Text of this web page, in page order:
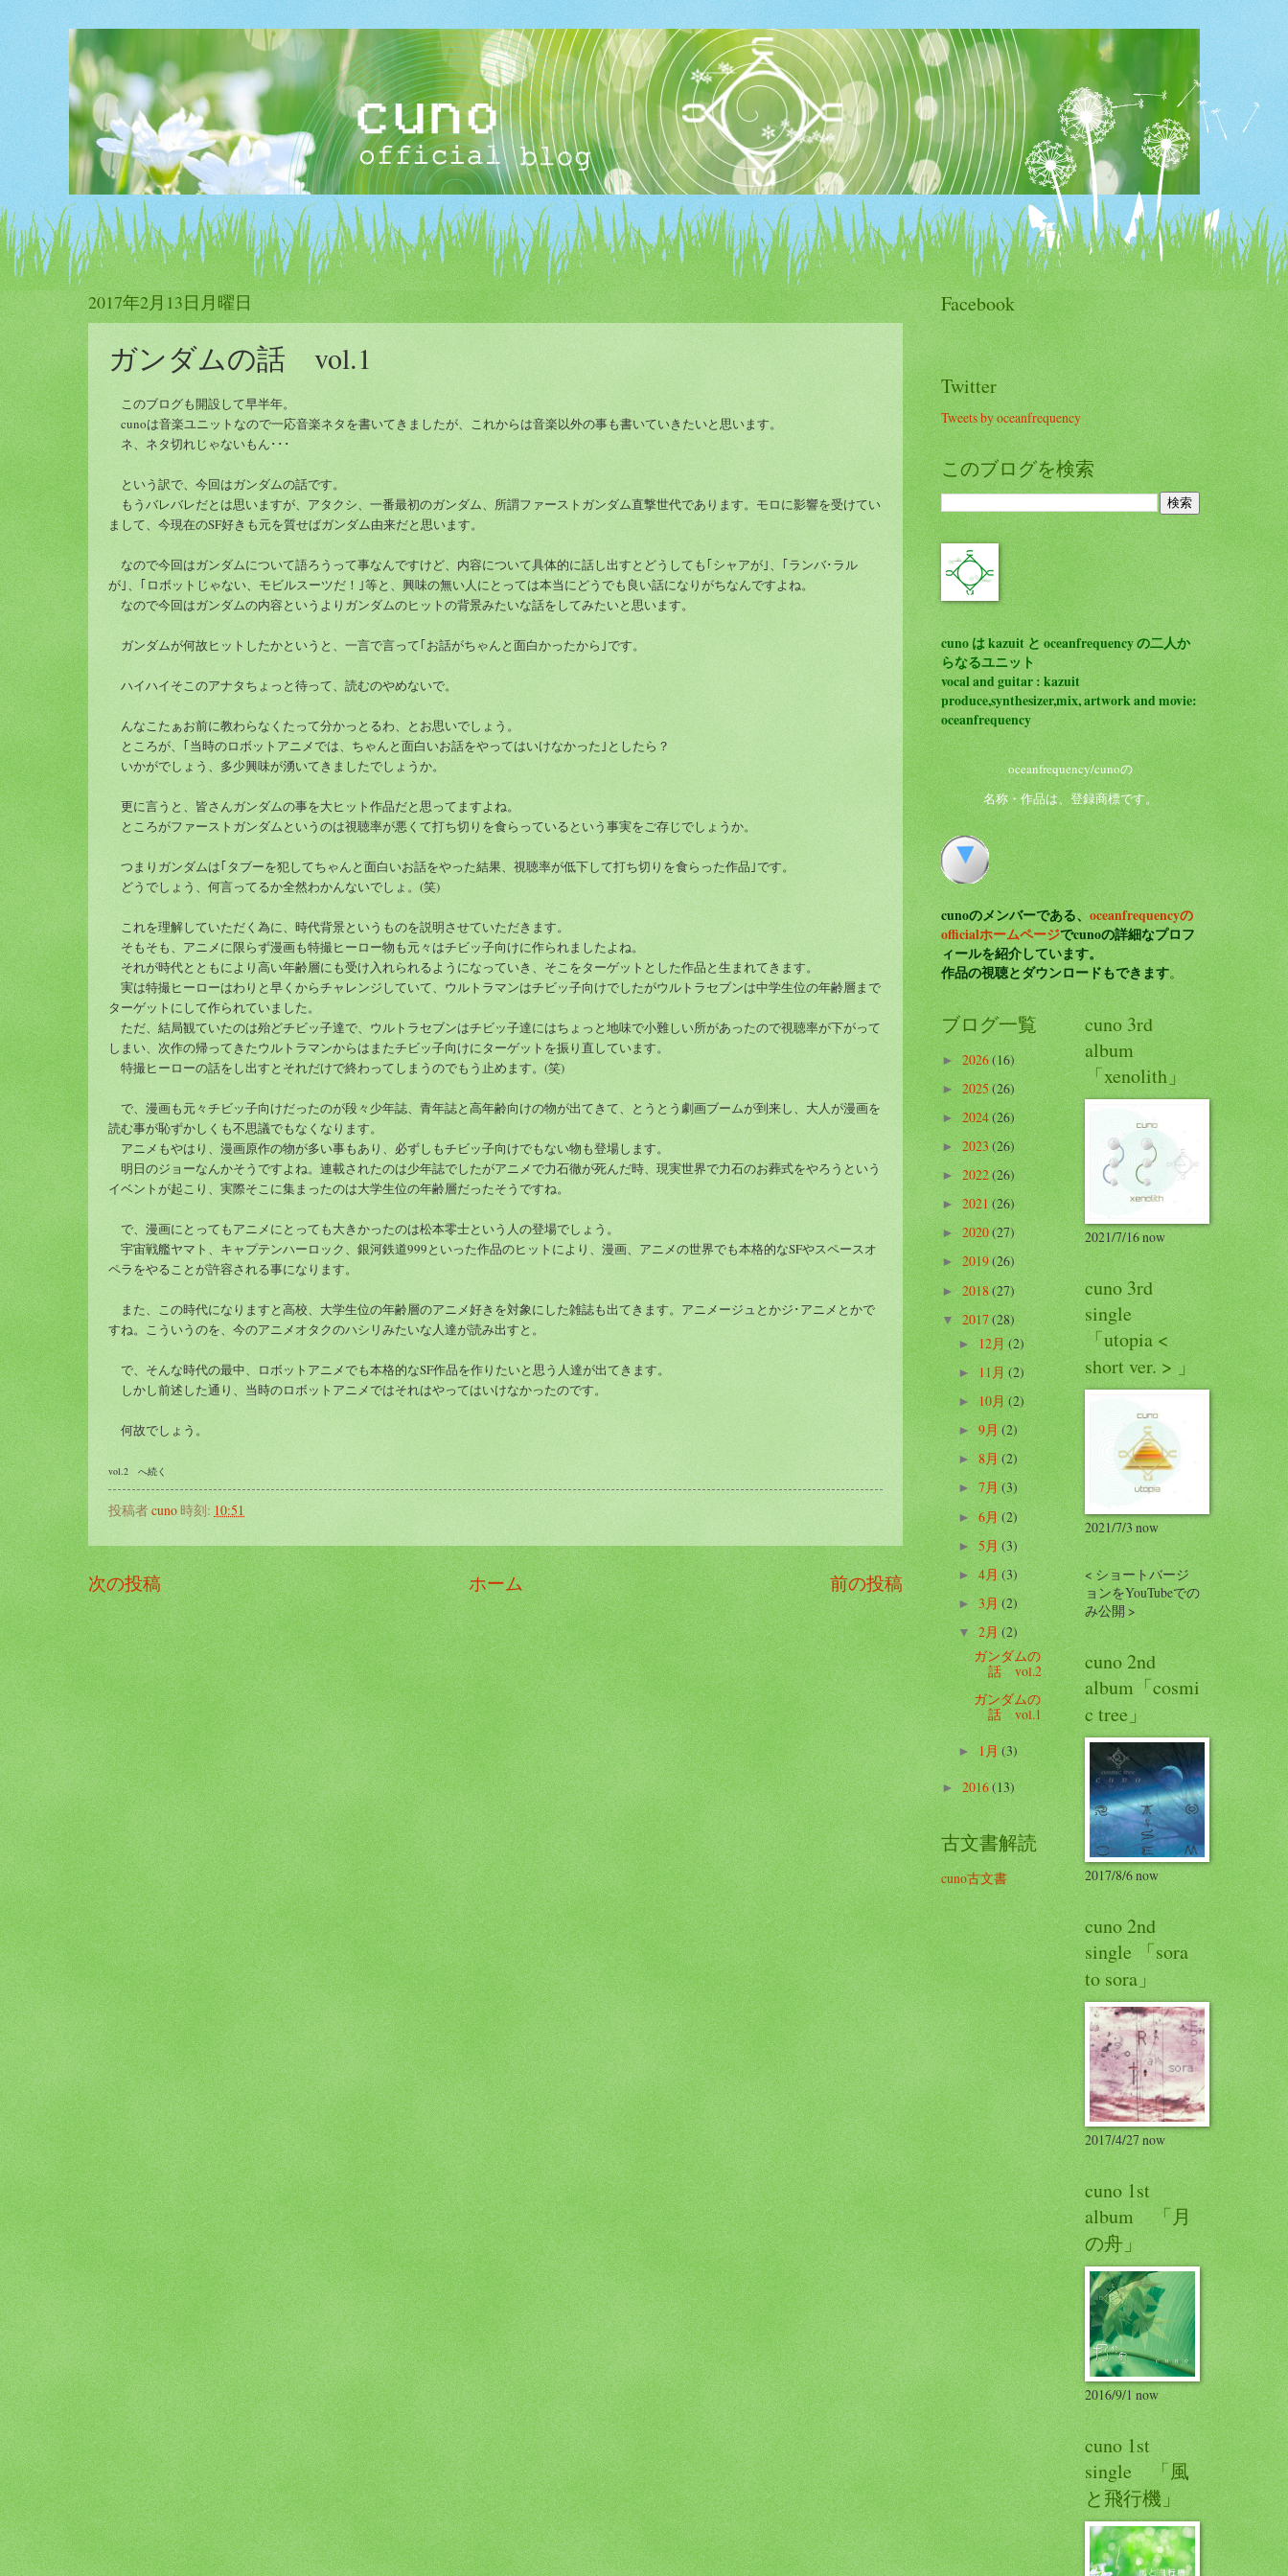
2017年2月13日月曜日
ガンダムの話 vol.1
このブログも開設して早半年。
cunoは音楽ユニットなので一応音楽ネタを書いてきましたが、これからは音楽以外の事も書いていきたいと思います。
ネ、ネタ切れじゃないもん･･･
という訳で、今回はガンダムの話です。
もうバレバレだとは思いますが、アタクシ、一番最初のガンダム、所謂ファーストガンダム直撃世代であります。モロに影響を受けてい
まして、今現在のSF好きも元を質せばガンダム由来だと思います。
なので今回はガンダムについて語ろうって事なんですけど、内容について具体的に話し出すとどうしても｢シャアが｣、｢ランバ･ラル
が｣、｢ロボットじゃない、モビルスーツだ！｣等と、興味の無い人にとっては本当にどうでも良い話になりがちなんですよね。
なので今回はガンダムの内容というよりガンダムのヒットの背景みたいな話をしてみたいと思います。
ガンダムが何故ヒットしたかというと、一言で言って｢お話がちゃんと面白かったから｣です。
ハイハイそこのアナタちょっと待って、読むのやめないで。
んなこたぁお前に教わらなくたって分かっとるわ、とお思いでしょう。
ところが、｢当時のロボットアニメでは、ちゃんと面白いお話をやってはいけなかった｣としたら？
いかがでしょう、多少興味が湧いてきましたでしょうか。
更に言うと、皆さんガンダムの事を大ヒット作品だと思ってますよね。
ところがファーストガンダムというのは視聴率が悪くて打ち切りを食らっているという事実をご存じでしょうか。
つまりガンダムは｢タブーを犯してちゃんと面白いお話をやった結果、視聴率が低下して打ち切りを食らった作品｣です。
どうでしょう、何言ってるか全然わかんないでしょ。(笑)
これを理解していただく為に、時代背景というものを説明させていただきます。
そもそも、アニメに限らず漫画も特撮ヒーロー物も元々はチビッ子向けに作られましたよね。
それが時代とともにより高い年齢層にも受け入れられるようになっていき、そこをターゲットとした作品と生まれてきます。
実は特撮ヒーローはわりと早くからチャレンジしていて、ウルトラマンはチビッ子向けでしたがウルトラセブンは中学生位の年齢層まで
ターゲットにして作られていました。
ただ、結局観ていたのは殆どチビッ子達で、ウルトラセブンはチビッ子達にはちょっと地味で小難しい所があったので視聴率が下がって
しまい、次作の帰ってきたウルトラマンからはまたチビッ子向けにターゲットを振り直しています。
特撮ヒーローの話をし出すとそれだけで終わってしまうのでもう止めます。(笑)
で、漫画も元々チビッ子向けだったのが段々少年誌、青年誌と高年齢向けの物が出てきて、とうとう劇画ブームが到来し、大人が漫画を
読む事が恥ずかしくも不思議でもなくなります。
アニメもやはり、漫画原作の物が多い事もあり、必ずしもチビッ子向けでもない物も登場します。
明日のジョーなんかそうですよね。連載されたのは少年誌でしたがアニメで力石徹が死んだ時、現実世界で力石のお葬式をやろうという
イベントが起こり、実際そこに集まったのは大学生位の年齢層だったそうですね。
で、漫画にとってもアニメにとっても大きかったのは松本零士という人の登場でしょう。
宇宙戦艦ヤマト、キャプテンハーロック、銀河鉄道999といった作品のヒットにより、漫画、アニメの世界でも本格的なSFやスペースオ
ペラをやることが許容される事になります。
また、この時代になりますと高校、大学生位の年齢層のアニメ好きを対象にした雑誌も出てきます。アニメージュとかジ･アニメとかで
すね。こういうのを、今のアニメオタクのハシリみたいな人達が読み出すと。
で、そんな時代の最中、ロボットアニメでも本格的なSF作品を作りたいと思う人達が出てきます。
しかし前述した通り、当時のロボットアニメではそれはやってはいけなかったのです。
何故でしょう。
vol.2 へ続く
投稿者cuno時刻: 10:51
次の投稿 前の投稿
ホーム
Facebook
Twitter
Tweets by oceanfrequency
このブログを検索
cunoは kazuit と oceanfrequency の二人か
らなるユニット
vocal and guitar : kazuit
produce,synthesizer,mix, artwork and movie:
oceanfrequency
oceanfrequency/cunoの
名称・作品は、登録商標です。
cunoのメンバーである、oceanfrequencyの
officialホームページでcunoの詳細なプロフ
ィールを紹介しています。
作品の視聴とダウンロードもできます。
ブログ一覧
►2026(16)
►2025(26)
►2024(26)
►2023(26)
►2022(26)
►2021(26)
►2020(27)
►2019(26)
►2018(27)
▼2017(28)
►12月(2)
►11月(2)
►10月(2)
►9月(2)
►8月(2)
►7月(3)
►6月(2)
►5月(3)
►4月(3)
►3月(2)
▼2月(2)
ガンダムの
話 vol.2
ガンダムの
話 vol.1
►1月(3)
►2016(13)
古文書解読
cuno古文書
cuno 3rd
album
「xenolith」
2021/7/16 now
cuno 3rd
single
「utopia <
short ver. > 」
2021/7/3 now
< ショートバージ
ョンをYouTubeでの
み公開 >
cuno 2nd
album「cosmi
c tree」
2017/8/6 now
cuno 2nd
single 「sora
to sora」
2017/4/27 now
cuno 1st
album 「月
の舟」
2016/9/1 now
cuno 1st
single 「風
と飛行機」